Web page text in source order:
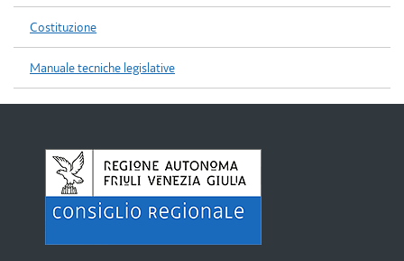
Costituzione
Manuale tecniche legislative